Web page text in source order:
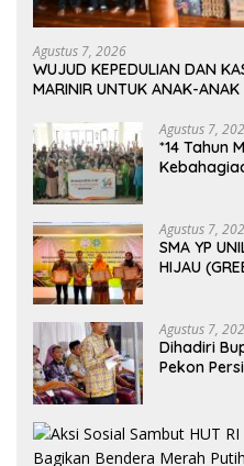
Agustus 7, 2026
WUJUD KEPEDULIAN DAN KASIH SAYANG
MARINIR UNTUK ANAK-
Agustus 7,
*14 Tahun
Agustus 7,
SMA YP UNILA RAIH
HIJAU
Agustus 7,
Dihadiri
Pekon